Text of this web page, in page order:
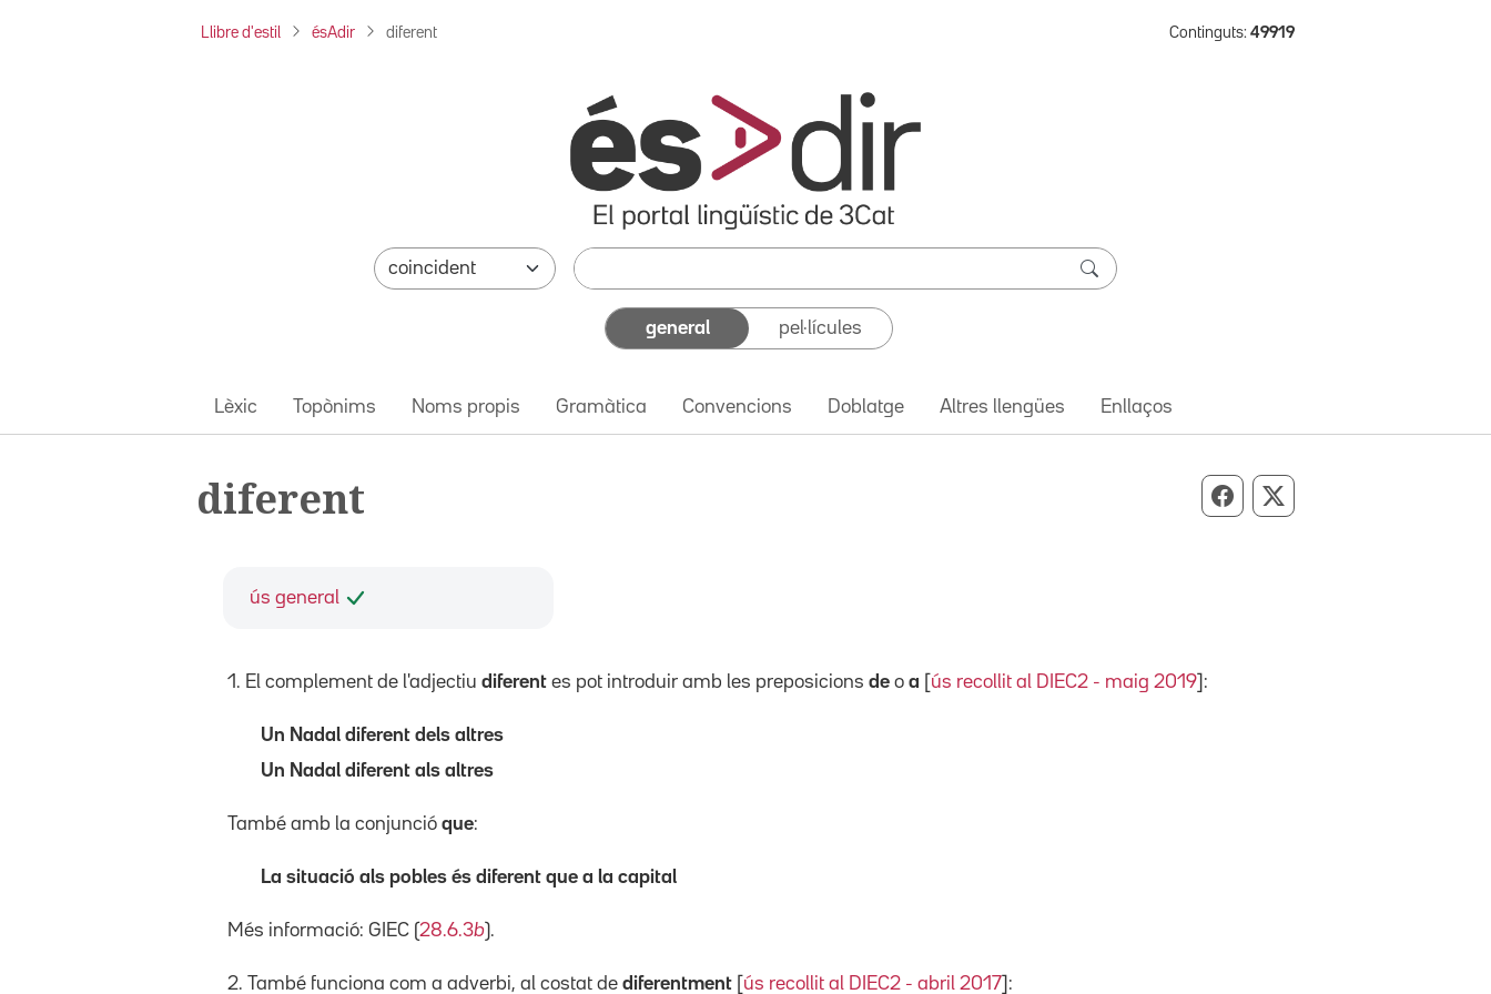
Llibre d'estil ésAdir diferent Continguts: 49919
general pel·lícules
Lèxic Topònims Noms propis Gramàtica Convencions Doblatge Altres llengües Enllaços
diferent Compartir per Facebook
Compartir per X
ús general
1. El complement de l'adjectiu diferent es pot introduir amb les preposicions de o a ús recollit al DIEC2 - maig 2019 ]:
Un Nadal diferent dels altres
Un Nadal diferent als altres
També amb la conjunció que:
La situació als pobles és diferent que a la capital
Més informació: GIEC (28.6.3b).
2. També funciona com a adverbi, al costat de diferentment ús recollit al DIEC2 - abril 2017 ]: